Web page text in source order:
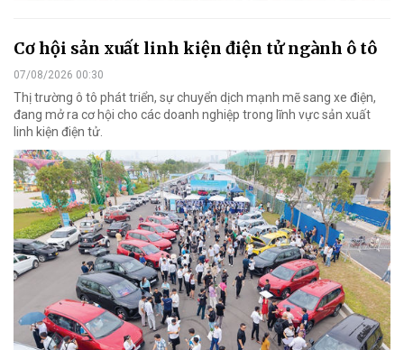
Cơ hội sản xuất linh kiện điện tử ngành ô tô
07/08/2026 00:30
Thị trường ô tô phát triển, sự chuyển dịch mạnh mẽ sang xe điện,
đang mở ra cơ hội cho các doanh nghiệp trong lĩnh vực sản xuất
linh kiện điện tử.